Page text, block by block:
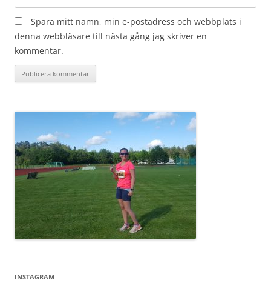
Spara mitt namn, min e-postadress och webbplats i
denna webbläsare till nästa gång jag skriver en
kommentar.
INSTAGRAM